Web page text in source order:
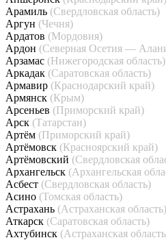
Арамиль (Свердловская область)
Аргун (Чечня)
Ардатов (Мордовия)
Ардон (Северная Осетия —
Арзамас (Нижегородская область)
Аркадак (Саратовская область)
Армавир (Краснодарский край)
Армянск (Крым)
Арсеньев (Приморский край)
Арск (Татарстан)
Артём (Приморский край)
Артёмовск (Красноярский край)
Артёмовский (Свердловская
Архангельск (Архангельская
Асбест (Свердловская область)
Асино (Томская область)
Астрахань (Астраханская область)
Аткарск (Саратовская область)
Ахтубинск (Астраханская